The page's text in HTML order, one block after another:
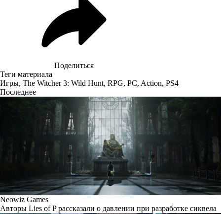
Поделиться
Теги материала
Игры, The Witcher 3: Wild Hunt, RPG, PC, Action, PS4
Последнее
Neowiz Games
Авторы Lies of P рассказали о давлении при разработке сиквела